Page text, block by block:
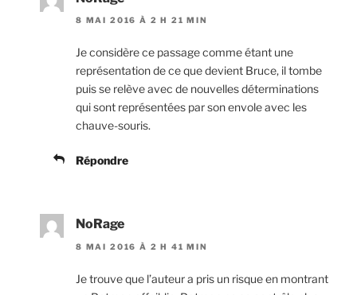
8 MAI 2016 À 2 H 21 MIN
Je considère ce passage comme étant une
représentation de ce que devient Bruce, il tombe
puis se relève avec de nouvelles déterminations
qui sont représentées par son envole avec les
chauve-souris.
Répondre
NoRage
8 MAI 2016 À 2 H 41 MIN
Je trouve que l’auteur a pris un risque en montrant